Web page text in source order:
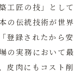
工匠の技」として
の伝統技術が世界
「登録されたから安
の実務において最
皮肉にもコスト削